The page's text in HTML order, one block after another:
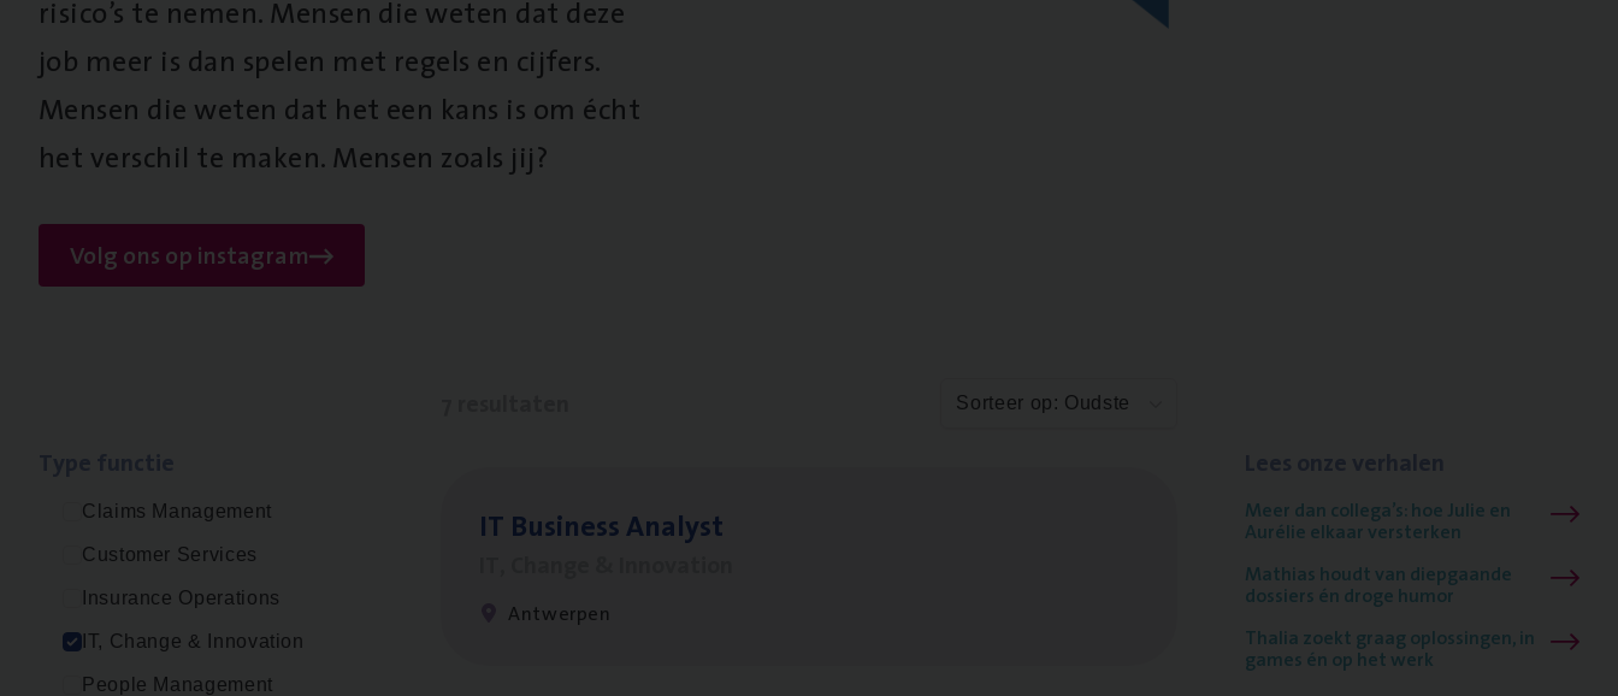
risico’s te nemen. Mensen die weten dat deze
job meer is dan spelen met regels en cijfers.
Mensen die weten dat het een kans is om écht
het verschil te maken. Mensen zoals jij?
Volg ons op instagram
Claims Management
Customer Services
Insurance Operations
IT, Change & Innovation
People Management
Sorteer op: Oudste
IT Busi­ness Analyst
Antwerpen
Meer dan collega’s: hoe Julie en
Aurélie elkaar versterken
Mathias houdt van diepgaande
dossiers én droge humor
Thalia zoekt graag oplossingen, in
games én op het werk